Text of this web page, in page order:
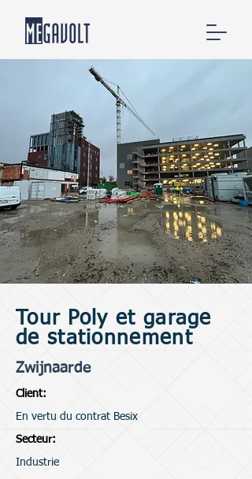
Tour Poly et garage
de stationnement
Zwijnaarde
Client:
En vertu du contrat Besix
Secteur:
Industrie